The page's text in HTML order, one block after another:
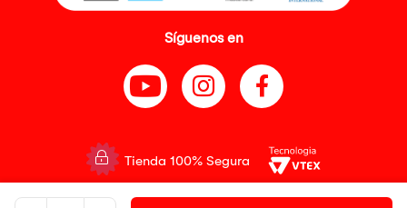
Síguenos en
Tienda 100% Segura
Tiendas Peruanas S.A. R.U.C. Nº 20493020618. Todos los derechos